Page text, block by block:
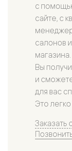
с
сайте, с
салонов
магазина.
Вы
и
для вас
Это
Заказать